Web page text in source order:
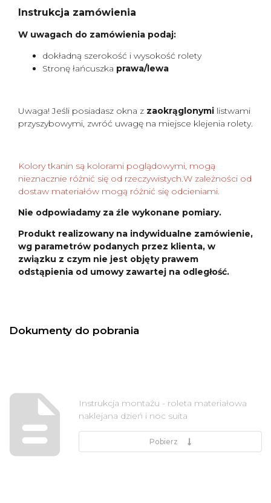
Instrukcja zamówienia
W uwagach do zamówienia podaj:
dokładną szerokość i wysokość rolety
Stronę łańcuszka prawa/lewa
Uwaga! Jeśli posiadasz okna z zaokrąglonymi listwami
przyszybowymi, zwróć uwagę na miejsce klejenia rolety.
Kolory tkanin są kolorami poglądowymi, mogą
nieznacznie różnić się od rzeczywistych.W zależności od
dostaw materiałów mogą różnić się odcieniami.
Nie odpowiadamy za źle wykonane pomiary.
Produkt realizowany na indywidualne zamówienie,
wg parametrów podanych przez klienta, w
związku z czym nie jest objęty prawem
odstąpienia od umowy zawartej na odległość.
Dokumenty do pobrania
Instrukcja montażu - roleta materiałowa
naklejana dzień i noc suita
Pobierz